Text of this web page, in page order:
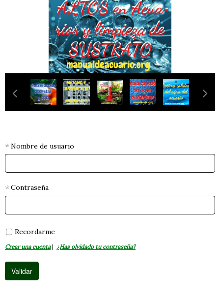
Nombre de usuario
Contraseña
Recordarme
Crear una cuenta| ¿Has olvidado tu contraseña?